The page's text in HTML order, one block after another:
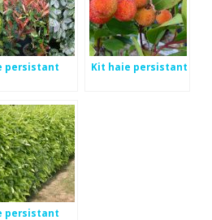
persistant Kit haie persistant
persistant